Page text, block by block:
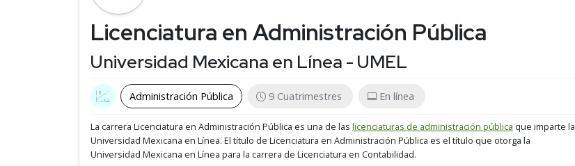
Licenciatura en Administración Pública
Universidad Mexicana en Línea - UMEL
Administración Pública 9 Cuatrimestres En línea
La carrera Licenciatura en Administración Pública es una de las licenciaturas de administración pública que imparte la
Universidad Mexicana en Línea. El título de Licenciatura en Administración Pública es el título que otorga la
Universidad Mexicana en Línea para la carrera de Licenciatura en Contabilidad.